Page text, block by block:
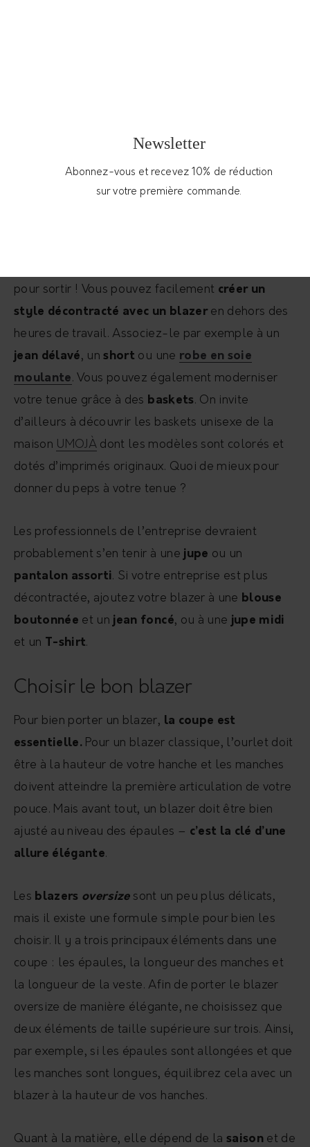
Il existe de nombreuses
pour sortir ! Vous pouvez facilement créer un
style décontracté avec un blazeren dehors des
heures de travail. Associez-le par exemple à un
jean délavé, unshort ou une robe en soie
moulante. Vous pouvez également moderniser
votre tenue grâce à des baskets. On invite
d’ailleurs à découvrir les baskets unisexe de la
maison UMOJÀ dont les modèles sont colorés et
dotés d’imprimés originaux. Quoi de mieux pour
donner du peps à votre tenue ?
Les professionnels de l’entreprise devraient
probablement s’en tenir à une jupe ou un
pantalon assorti. Si votre entreprise est plus
décontractée, ajoutez votre blazer à une blouse
boutonnée et un jean foncé, ou à une jupe midi
et un
T-shirt.
Choisir le bon blazer
Pour bien porter un blazer, la coupe est
essentielle. Pour un blazer classique, l’ourlet doit
être à la hauteur de votre hanche et les manches
doivent atteindre la première articulation de votre
pouce. Mais avant tout, un blazer doit être bien
ajusté au niveau des épaules – c’est la clé d’une
allure élégante.
Les blazers oversizesont un peu plus délicats,
mais il existe une formule simple pour bien les
choisir. Il y a trois principaux éléments dans une
coupe : les épaules, la longueur des manches et
la longueur de la veste. Afin de porter le blazer
oversize de manière élégante, ne choisissez que
deux éléments de taille supérieure sur trois. Ainsi,
par exemple, si les épaules sont allongées et que
les manches sont longues, équilibrez cela avec un
blazer à la hauteur de vos hanches.
Quant à la matière, elle dépend de la saisonet de
Newsletter
Abonnez-vous et recevez 10% de réduction
sur votre première commande.